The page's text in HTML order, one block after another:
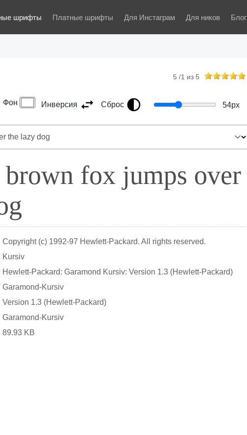
шрифты Платные шрифты Для Инстаграм Для ников Блог
5 /1 из 5
Фон Инверсия Сброс 54px
fox jumps over
Copyright (c) 1992-97 Hewlett-Packard. All rights reserved.
Kursiv
Hewlett-Packard: Garamond Kursiv: Version 1.3 (Hewlett-Packard)
Garamond-Kursiv
Version 1.3 (Hewlett-Packard)
Garamond-Kursiv
89.93 KB